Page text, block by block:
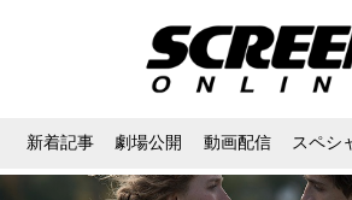
新着記事 劇場公開 動画配信 スペシ